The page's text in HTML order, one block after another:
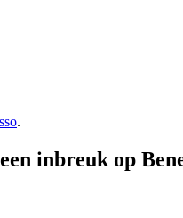
.
inbreuk op